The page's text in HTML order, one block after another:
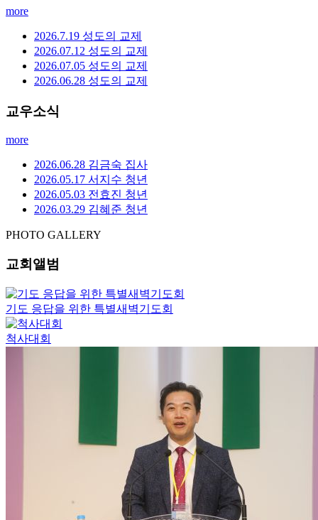
more
2026.7.19 성도의 교제
2026.07.12 성도의 교제
2026.07.05 성도의 교제
2026.06.28 성도의 교제
교우소식
more
2026.06.28 김금숙 집사
2026.05.17 서지수 청년
2026.05.03 전효진 청년
2026.03.29 김혜준 청년
PHOTO GALLERY
교회앨범
기도 응답을 위한 특별새벽기도회
척사대회